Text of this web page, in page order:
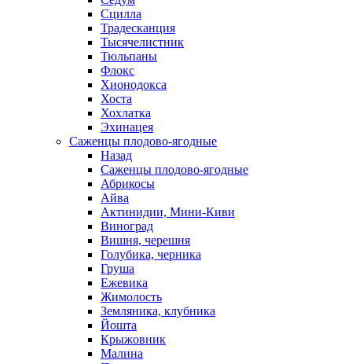
Сцилла
Традесканция
Тысячелистник
Тюльпаны
Флокс
Хионодокса
Хоста
Хохлатка
Эхинацея
Саженцы плодово-ягодные
Назад
Саженцы плодово-ягодные
Абрикосы
Айва
Актинидии, Мини-Киви
Виноград
Вишня, черешня
Голубика, черника
Груша
Ежевика
Жимолость
Земляника, клубника
Йошта
Крыжовник
Малина